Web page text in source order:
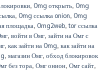
, Omg открыть, Omg
, Omg ссылка onion, Omg
площадка, Omg2web,tor ссылка
, войти в Омг, зайти на Омг с
, как зайти на Omg, как зайти на
, магазин Омг, обход блокировок
без тора, Омг онион, Омг сайт,